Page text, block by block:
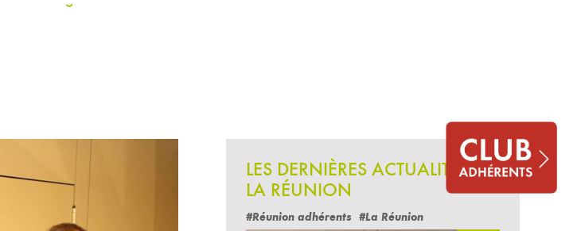
LES DERNIÈRES ACTUALITÉS
LA RÉUNION
#Réunion adhérents #La Réunion